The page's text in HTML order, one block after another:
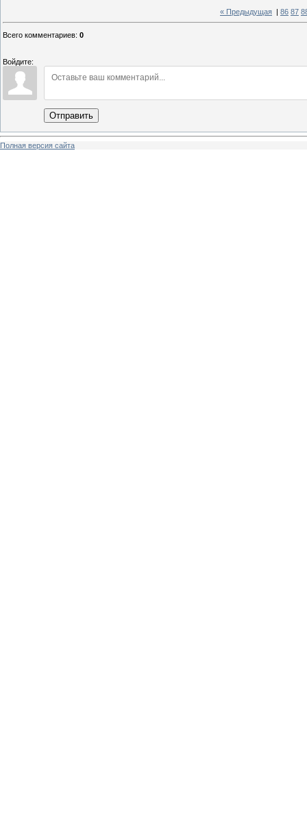
« Предыдущая 86 87
Всего комментариев: 0
Войдите:
Отправить
Полная версия сайта